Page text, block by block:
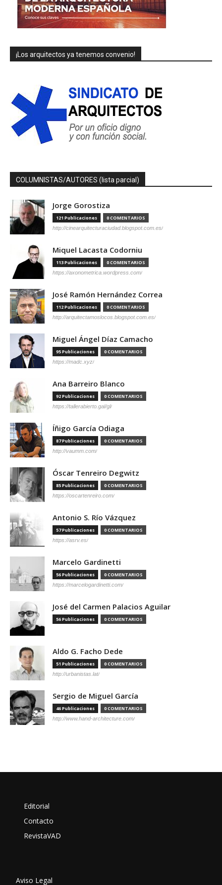
¡Los arquitectos ya tenemos convenio!
COLUMNISTAS/AUTORES (lista parcial)
Jorge Gorostiza
121 Publicaciones 0 COMENTARIOS
http://cinearquitecturaciudad.blogspot.com.es/
Miquel Lacasta Codorniu
113 Publicaciones 0 COMENTARIOS
https://axonometrica.wordpress.com/
José Ramón Hernández Correa
112 Publicaciones 0 COMENTARIOS
http://arquitectamoslocos.blogspot.com.es/
Miguel Ángel Díaz Camacho
95 Publicaciones 0 COMENTARIOS
https://madc.xyz/
Ana Barreiro Blanco
92 Publicaciones 0 COMENTARIOS
https://tallerabierto.gal/gl/
Íñigo García Odiaga
87 Publicaciones 0 COMENTARIOS
http://vaumm.com/
Óscar Tenreiro Degwitz
85 Publicaciones 0 COMENTARIOS
https://oscartenreiro.com/
Antonio S. Río Vázquez
57 Publicaciones 0 COMENTARIOS
https://asrv.es/
Marcelo Gardinetti
56 Publicaciones 0 COMENTARIOS
https://marcelogardinetti.com/
José del Carmen Palacios Aguilar
56 Publicaciones 0 COMENTARIOS
Aldo G. Facho Dede
51 Publicaciones 0 COMENTARIOS
http://urbanistas.lat/
Sergio de Miguel García
46 Publicaciones 0 COMENTARIOS
http://www.hand-architecture.com/
Editorial
Contacto
RevistaVAD
Aviso Legal